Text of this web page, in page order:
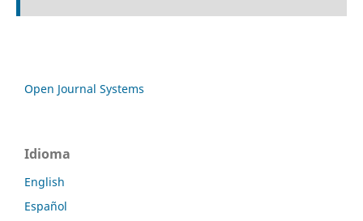
Open Journal Systems
Idioma
English
Español